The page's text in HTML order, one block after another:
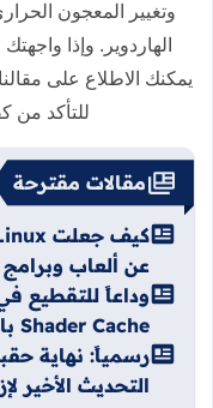
الهاردوير. وإذا
يمكنك الاطلاع على
للتأكد من
مقالات مقترحة
عن ألعاب وبرامج Windows 11 – دليل شامل
Shader Cache باستخدام Vulkan
التحديث الأخير